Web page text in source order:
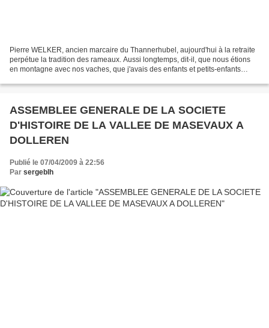
Pierre WELKER, ancien marcaire du Thannerhubel, aujourd'hui à la retraite
perpétue la tradition des rameaux. Aussi longtemps, dit-il, que nous étions
en montagne avec nos vaches, que j'avais des enfants et petits-enfants
ASSEMBLEE GENERALE DE LA SOCIETE
D'HISTOIRE DE LA VALLEE DE MASEVAUX A
DOLLEREN
Publié le 07/04/2009 à 22:56
Par sergeblh